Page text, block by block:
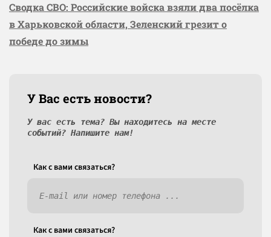
Сводка СВО: Российские войска взяли два посёлка
в Харьковской области, Зеленский грезит о
победе до зимы
У Вас есть новости?
У вас есть тема? Вы находитесь на месте
событий? Напишите нам!
Как c вами связаться?
Как c вами связаться?